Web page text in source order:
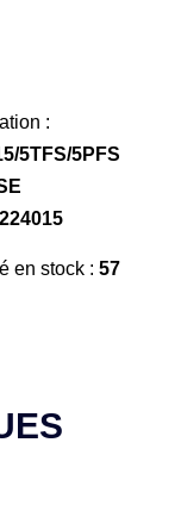
:
5TFS/5PFS
en stock : 57